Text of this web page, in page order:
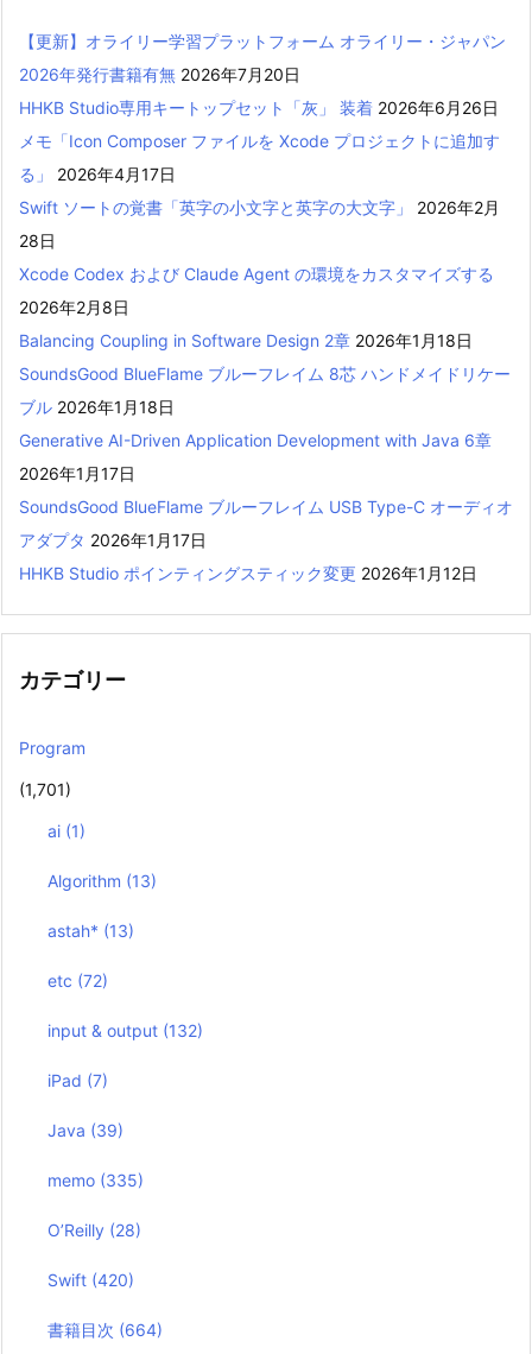
【更新】オライリー学習プラットフォーム オライリー・ジャパン
2026年発行書籍有無 2026年7月20日
HHKB Studio専用キートップセット「灰」 装着 2026年6月26日
メモ「Icon Composer ファイルを Xcode プロジェクトに追加す
る」
2026年4月17日
Swift ソートの覚書「英字の小文字と英字の大文字」
2026年2月
28日
Xcode Codex および Claude Agent の環境をカスタマイズする
2026年2月8日
Balancing Coupling in Software Design 2章 2026年1月18日
SoundsGood BlueFlame ブルーフレイム 8芯 ハンドメイドリケー
ブル 2026年1月18日
Generative AI-Driven Application Development with Java 6章
2026年1月17日
SoundsGood BlueFlame ブルーフレイム USB Type-C オーディオ
アダプタ 2026年1月17日
HHKB Studio ポインティングスティック変更 2026年1月12日
カテゴリー
Program
(1,701)
ai (1)
Algorithm (13)
astah* (13)
etc (72)
input & output (132)
iPad (7)
Java (39)
memo (335)
O’Reilly (28)
Swift (420)
書籍目次 (664)